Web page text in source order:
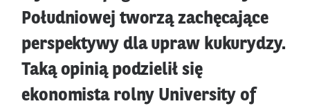
Południowej tworzą zachęcające
perspektywy dla upraw kukurydzy.
Taką opinią podzielił się
ekonomista rolny University of